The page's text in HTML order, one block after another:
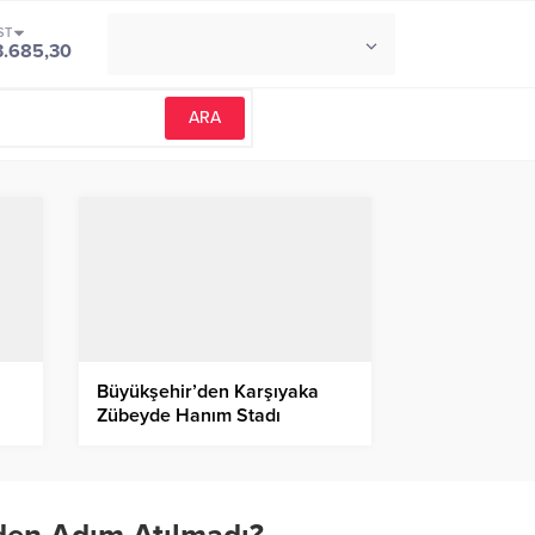
Büyükşehir’den Karşıyaka
Zübeyde Hanım Stadı